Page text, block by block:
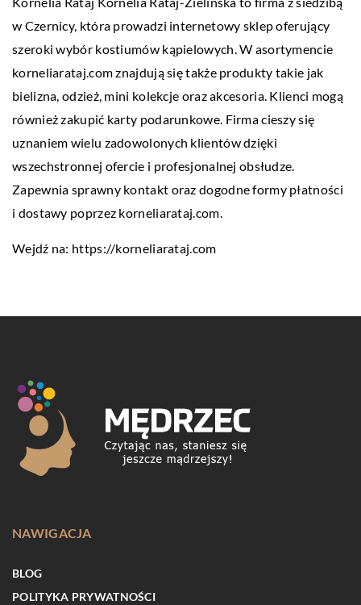
w Czernicy, która prowadzi internetowy sklep oferujący
szeroki wybór kostiumów kąpielowych. W asortymencie
korneliarataj.com znajdują się także produkty takie jak
bielizna, odzież, mini kolekcje oraz akcesoria. Klienci mogą
również zakupić karty podarunkowe. Firma cieszy się
uznaniem wielu zadowolonych klientów dzięki
wszechstronnej ofercie i profesjonalnej obsłudze.
Zapewnia sprawny kontakt oraz dogodne formy płatności
i dostawy poprzez korneliarataj.com.
Wejdź na: https://korneliarataj.com
NAWIGACJA
BLOG
POLITYKA PRYWATNOŚCI